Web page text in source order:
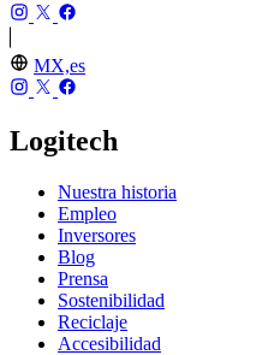
MX,es
Logitech
Nuestra historia
Empleo
Inversores
Blog
Prensa
Sostenibilidad
Reciclaje
Accesibilidad